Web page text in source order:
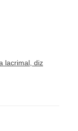
lacrimal, diz